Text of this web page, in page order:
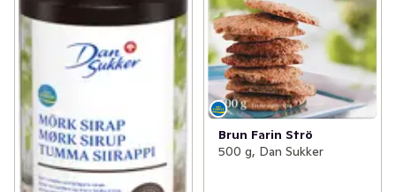
Brun Farin Strö
500 g, Dan Sukker